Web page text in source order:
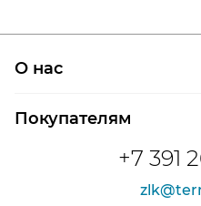
+7 391
О нас
Сертификаты на продукцию
Покупателям
Доставка и оплата
Расшифровка маркировки